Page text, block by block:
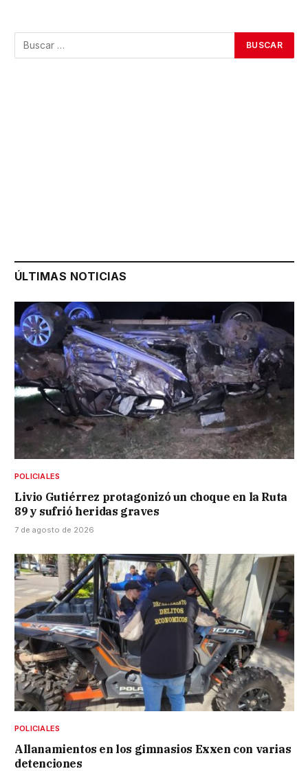
ÚLTIMAS NOTICIAS
POLICIALES
Livio Gutiérrez protagonizó un choque en la Ruta
89 y sufrió heridas graves
7 de agosto de 2026
POLICIALES
Allanamientos en los gimnasios Exxen con varias
detenciones